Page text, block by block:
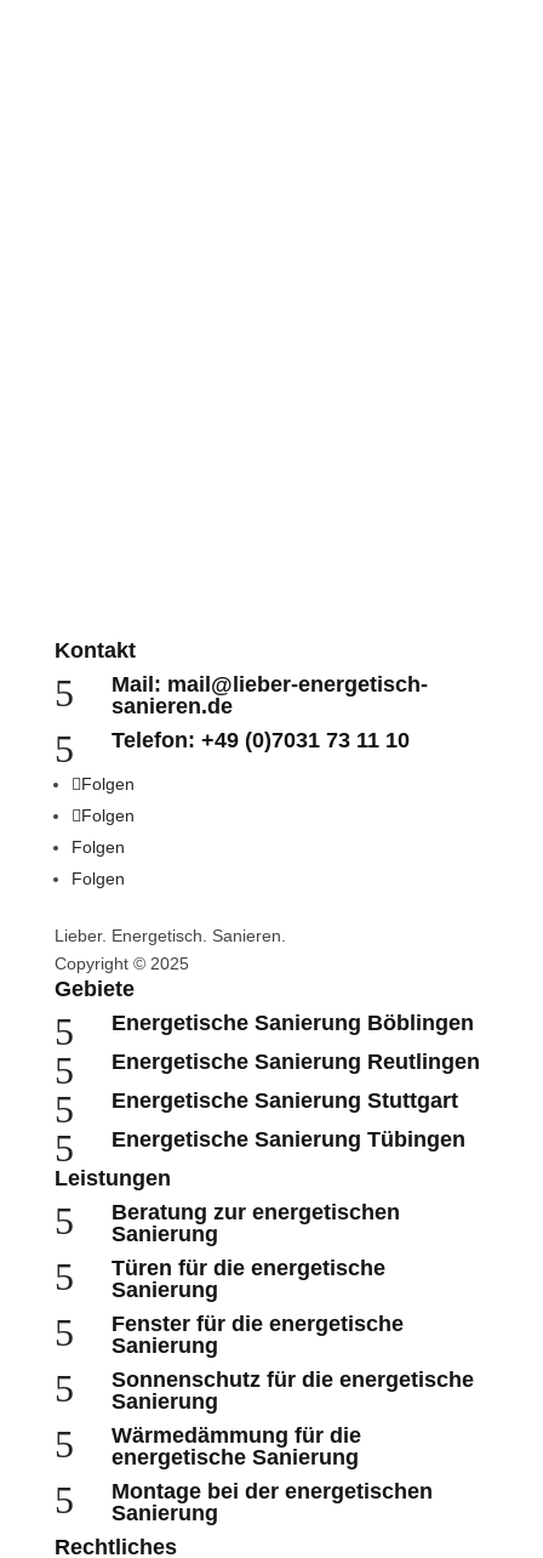
Kontakt
5
Mail: mail@lieber-energetisch-
sanieren.de
5 Telefon: +49 (0)7031 73 11 10
Folgen
Folgen
Folgen
Folgen
Lieber. Energetisch. Sanieren.
Copyright © 2025
Gebiete
5 Energetische Sanierung Böblingen
5 Energetische Sanierung Reutlingen
5 Energetische Sanierung Stuttgart
5
Energetische Sanierung Tübingen
Leistungen
5
Beratung zur energetischen
Sanierung
5
Türen für die energetische
Sanierung
5
Fenster für die energetische
Sanierung
5
Sonnenschutz für die energetische
Sanierung
5
Wärmedämmung für die
energetische Sanierung
5
Montage bei der energetischen
Sanierung
Rechtliches